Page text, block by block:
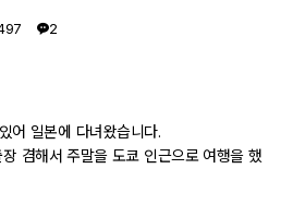
2
어 일본에 다녀왔습니다.
겸해서 주말을 도쿄 인근으로 여행을 했